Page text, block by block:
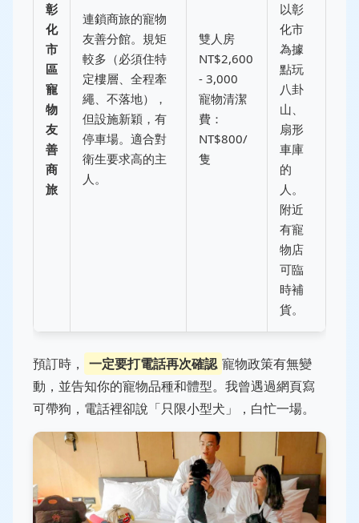
彰
化
市
區
寵
物
友
善
商
旅
連鎖商旅的寵物
友善分館。規矩
較多（必須住特
定樓層、全程牽
繩、不落地），
但設施新穎，有
停車場。適合對
衛生要求高的主
人。
雙人房
NT$2,600
- 3,000
寵物清潔
費：
NT$800/
隻
以彰
化市
為據
點玩
八卦
山、
扇形
車庫
的
人。
附近
有寵
物店
可臨
時補
貨。
預訂時， 一定要打電話再次確認 寵物政策有無變
動，並告知你的寵物品種和體型。我曾遇過網頁寫
可帶狗，電話裡卻說「只限小型犬」，白忙一場。